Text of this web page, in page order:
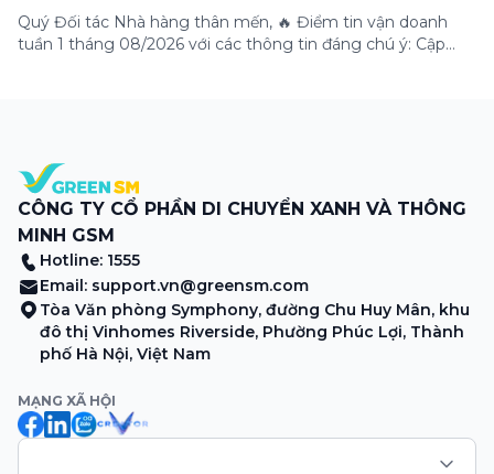
Quý Đối tác Nhà hàng thân mến, 🔥 Điểm tin vận doanh
tuần 1 tháng 08/2026 với các thông tin đáng chú ý: Cập
CÔNG TY CỔ PHẦN DI CHUYỂN XANH VÀ THÔNG
MINH GSM
Hotline: 1555
Email: support.vn@greensm.com
Tòa Văn phòng Symphony, đường Chu Huy Mân, khu
đô thị Vinhomes Riverside, Phường Phúc Lợi, Thành
phố Hà Nội, Việt Nam
MẠNG XÃ HỘI